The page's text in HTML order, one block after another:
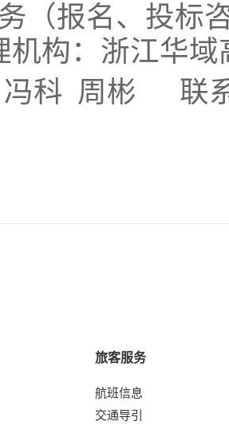
（报名、投标
构： 浙江华域
冯科 周彬 联
旅客服务
航班信息
交通导引